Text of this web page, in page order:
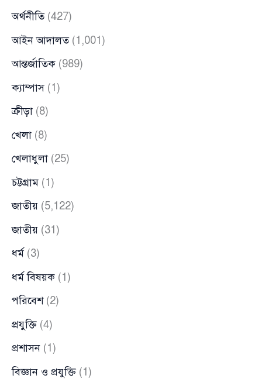
অর্থনীতি(427)
আইন আদালত(1,001)
আন্তর্জাতিক (989)
ক্যাম্পাস(1)
ক্রীড়া (8)
খেলা (8)
খেলাধুলা (25)
চট্টগ্রাম (1)
জাতীয় (5,122)
জাতীয় (31)
ধর্ম (3)
ধর্ম বিষয়ক (1)
পরিবেশ(2)
প্রযুক্তি (4)
প্রশাসন (1)
বিজ্ঞান ও প্রযুক্তি (1)